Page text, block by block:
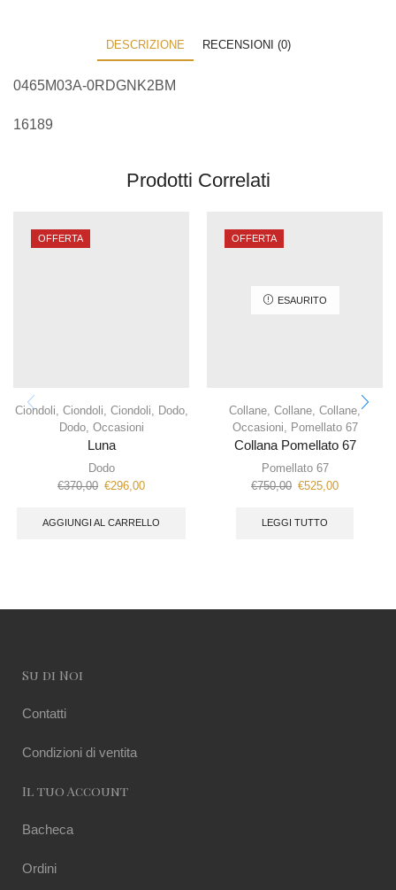
DESCRIZIONE RECENSIONI (0)
0465M03A-0RDGNK2BM
16189
Prodotti Correlati
OFFERTA
Ciondoli Ciondoli Ciondoli Dodo,
Dodo, Occasioni
Luna
Dodo
€370,00 €296,00
AGGIUNGI AL CARRELLO
OFFERTA
ESAURITO
Collane Collane Collane
Occasioni
Pomellato 67
Collana Pomellato 67
Pomellato 67
€750,00 €525,00
LEGGI TUTTO
Su di Noi
Contatti
Condizioni di ventita
Il tuo Account
Bacheca
Ordini